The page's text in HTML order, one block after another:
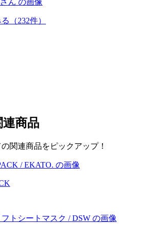
（232件）
連商品
関連商品をピックアップ！